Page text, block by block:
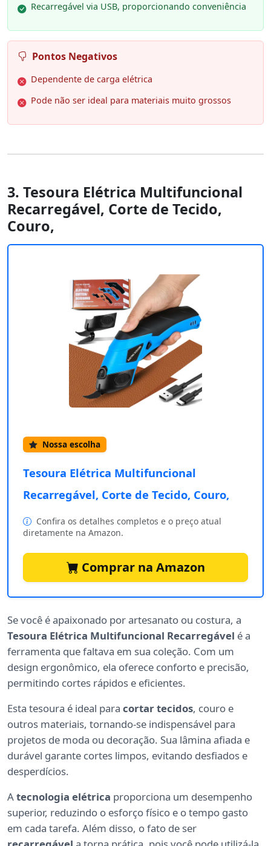
Recarregável via USB, proporcionando conveniência
Pontos Negativos
Dependente de carga elétrica
Pode não ser ideal para materiais muito grossos
3. Tesoura Elétrica Multifuncional
Recarregável, Corte de Tecido,
Couro,
Nossa escolha
Tesoura Elétrica Multifuncional
Recarregável, Corte de Tecido, Couro,
Confira os detalhes completos e o preço atual
diretamente na Amazon.
Comprar na Amazon
Se você é apaixonado por artesanato ou costura, a
Tesoura Elétrica Multifuncional Recarregável é a
ferramenta que faltava em sua coleção. Com um
design ergonômico, ela oferece conforto e precisão,
permitindo cortes rápidos e eficientes.
Esta tesoura é ideal para cortar tecidos, couro e
outros materiais, tornando-se indispensável para
projetos de moda ou decoração. Sua lâmina afiada e
durável garante cortes limpos, evitando desfiados e
desperdícios.
Atecnologia elétrica proporciona um desempenho
superior, reduzindo o esforço físico e o tempo gasto
em cada tarefa. Além disso, o fato de ser